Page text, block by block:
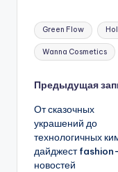
Метки:
Green Flow
Wanna Cosmetics
записи
Предыдущая
От сказочных
украшений до
технологичных
дайджест fashion-
новостей